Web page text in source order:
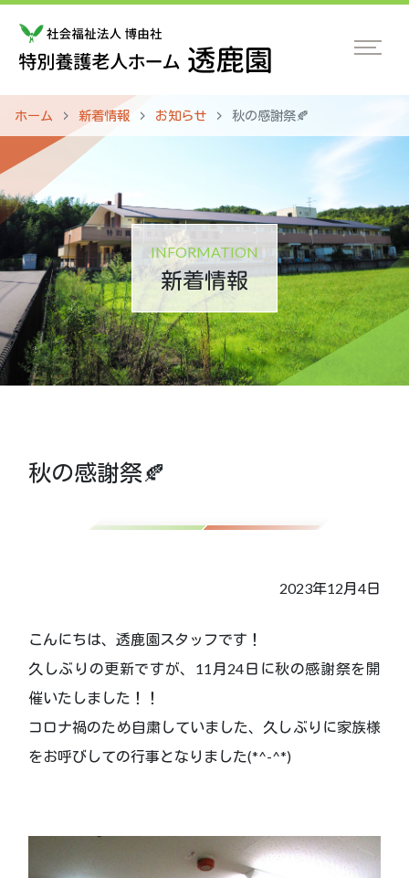
ホーム 新着情報 お知らせ 秋の感謝祭🍂
INFORMATION
新着情報
秋の感謝祭🍂
2023年12月4日
こんにちは、透鹿園スタッフです！
久しぶりの更新ですが、11月24日に秋の感謝祭を開
催いたしました！！
コロナ禍のため自粛していました、久しぶりに家族様
をお呼びしての行事となりました(*^-^*)